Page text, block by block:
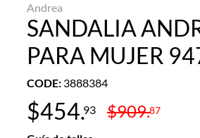
Andrea
SANDALIA
PARA MUJER
CODE: 3888384
$454.93 $909.87